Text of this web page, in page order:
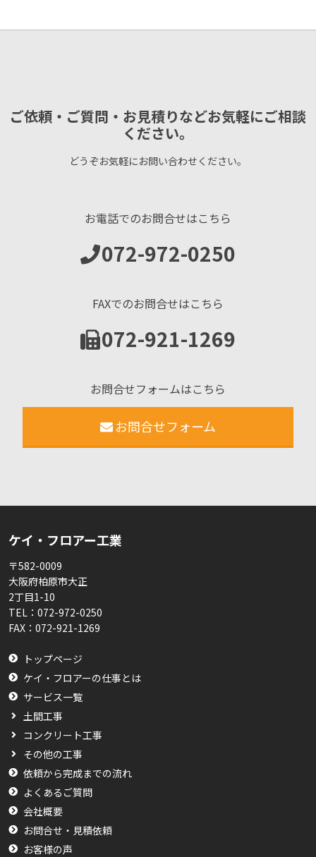
ご依頼・ご質問・お見積りなどお気軽にご相談
ください。
どうぞお気軽にお問い合わせください。
お電話でのお問合せはこちら
072-972-0250
FAXでのお問合せはこちら
072-921-1269
お問合せフォームはこちら
お問合せフォーム
ケイ・フロアー工業
〒582-0009
大阪府柏原市大正
2丁目1-10
TEL： 072-972-0250
FAX： 072-921-1269
トップページ
ケイ・フロアーの仕事とは
サービス一覧
土間工事
コンクリート工事
その他の工事
依頼から完成までの流れ
よくあるご質問
会社概要
お問合せ・見積依頼
お客様の声